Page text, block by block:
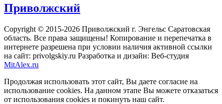
Приволжский
Copyright © 2015-2026 Приволжский г. Энгельс Саратовская
область. Все права защищены! Копирование и перепечатка в
интернете разрешена при условии наличия активной ссылки
на сайт: privolgskiy.ru Разработка и дизайн: Веб-студия
MitAlex.ru
Продолжая использовать этот сайт, Вы даете согласие на
использование cookies. На данном этапе Вы можете отказаться
от использования cookies и покинуть наш сайт.